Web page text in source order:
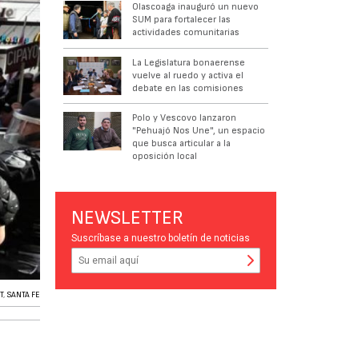
, SANTA FE
Olascoaga inauguró un nuevo
SUM para fortalecer las
actividades comunitarias
La Legislatura bonaerense
vuelve al ruedo y activa el
debate en las comisiones
Polo y Vescovo lanzaron
"Pehuajó Nos Une", un espacio
que busca articular a la
oposición local
NEWSLETTER
Suscríbase a nuestro boletín de noticias